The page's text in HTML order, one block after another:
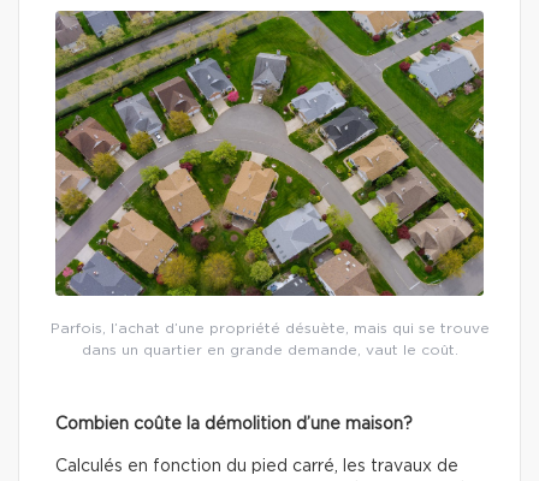
Parfois, l’achat d’une propriété désuète, mais qui se trouve
dans un quartier en grande demande, vaut le coût.
Combien coûte la démolition d’une maison?
Calculés en fonction du pied carré, les travaux de